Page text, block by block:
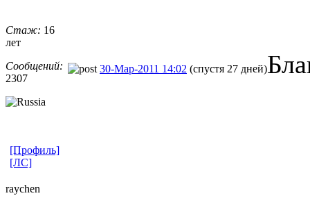
Стаж: 16
лет
Сообщений:
2307
30-Мар-2011 14:02 (спустя 27 дней)
[Профиль]
[ЛС]
raychen